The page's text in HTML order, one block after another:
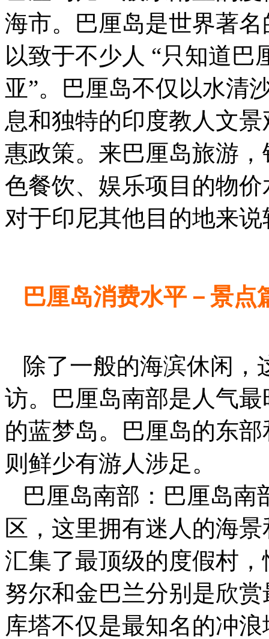
海市。巴厘岛是世界著
以致于不少人 “只知道巴
亚”。巴厘岛不仅以水清
息和独特的印度教人文
惠政策。来巴厘岛旅游
色餐饮、娱乐项目的物
对于印尼其他目的地来
巴厘岛消费水平－景点
除了一般的海滨休闲，
访。巴厘岛南部是人气
的蓝梦岛。巴厘岛的东
则鲜少有游人涉足。
巴厘岛南部：巴厘岛南
区，这里拥有迷人的海
汇集了最顶级的度假村
努尔和金巴兰分别是欣
库塔不仅是最知名的冲